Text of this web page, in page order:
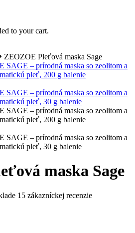
to your cart.
ZEOZOE Pleťová maska Sage
maska Sage
15 zákazníckej recenzie